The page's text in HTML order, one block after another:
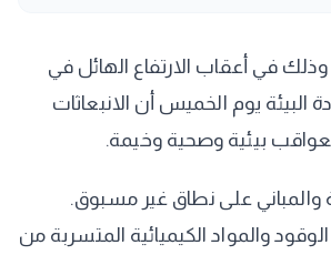
في أعقاب الارتفاع الهائل في
يوم الخميس أن الانبعاثات
والمباني على نطاق غير مسبوق.
والمواد الكيميائية المتسربة من